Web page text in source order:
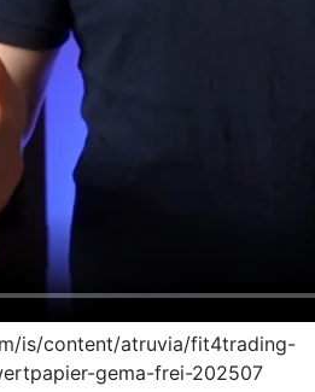
is/content/atruvia/fit4trading-
gema-frei-202507